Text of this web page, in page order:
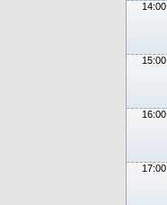
14:00
15:00
16:00
17:00